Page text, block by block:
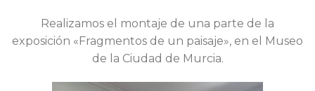
Realizamos el montaje de una parte de la
exposición «Fragmentos de un paisaje», en el Museo
de la Ciudad de Murcia.